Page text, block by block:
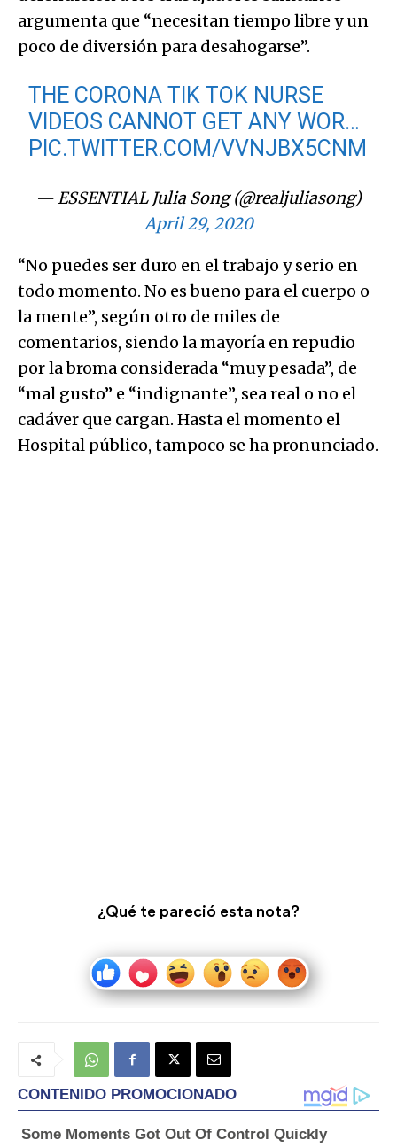
argumenta que “necesitan tiempo libre y un
poco de diversión para desahogarse”.
THE CORONA TIK TOK NURSE
VIDEOS CANNOT GET ANY WOR…
PIC.TWITTER.COM/VVNJBX5CNM
— ESSENTIAL Julia Song (@realjuliasong)
April 29, 2020
“No puedes ser duro en el trabajo y serio en
todo momento. No es bueno para el cuerpo o
la mente”, según otro de miles de
comentarios, siendo la mayoría en repudio
por la broma considerada “muy pesada”, de
“mal gusto” e “indignante”, sea real o no el
cadáver que cargan. Hasta el momento el
Hospital público, tampoco se ha pronunciado.
¿Qué te pareció esta nota?